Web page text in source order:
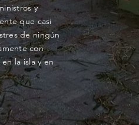
y
que casi
de ningún
con
la isla y en